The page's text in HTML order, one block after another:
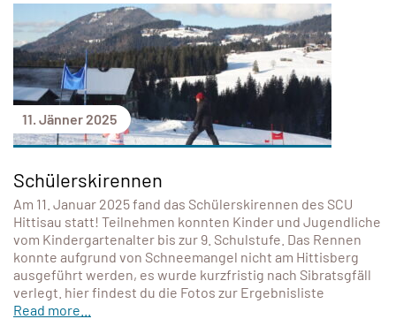
11. Jänner 2025
Schülerskirennen
Am 11. Januar 2025 fand das Schülerskirennen des SCU
Hittisau statt! Teilnehmen konnten Kinder und Jugendliche
vom Kindergartenalter bis zur 9. Schulstufe. Das Rennen
konnte aufgrund von Schneemangel nicht am Hittisberg
ausgeführt werden, es wurde kurzfristig nach Sibratsgfäll
verlegt. hier findest du die Fotos zur Ergebnisliste
Read more...